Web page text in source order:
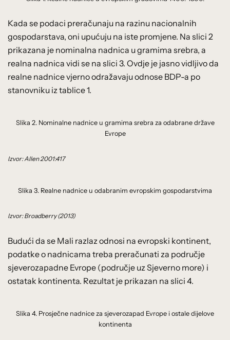
Kada se podaci preračunaju na razinu nacionalnih
gospodarstava, oni upućuju na iste promjene. Na slici 2
prikazana je nominalna nadnica u gramima srebra, a
realna nadnica vidi se na slici 3. Ovdje je jasno vidljivo da
realne nadnice vjerno odražavaju odnose BDP-a po
stanovniku iz tablice 1.
Slika 2. Nominalne nadnice u gramima srebra za odabrane države
Evrope
Izvor: Allen 2001:417
Slika 3. Realne nadnice u odabranim evropskim gospodarstvima
Izvor: Broadberry (2013)
Budući da se Mali razlaz odnosi na evropski kontinent,
podatke o nadnicama treba preračunati za područje
sjeverozapadne Evrope (područje uz Sjeverno more) i
ostatak kontinenta. Rezultat je prikazan na slici 4.
Slika 4. Prosječne nadnice za sjeverozapad Evrope i ostale dijelove
kontinenta